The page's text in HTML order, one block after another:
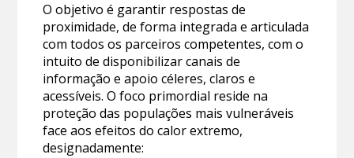
O objetivo é garantir respostas de
proximidade, de forma integrada e articulada
com todos os parceiros competentes, com o
intuito de disponibilizar canais de
informação e apoio céleres, claros e
acessíveis. O foco primordial reside na
proteção das populações mais vulneráveis
face aos efeitos do calor extremo,
designadamente: